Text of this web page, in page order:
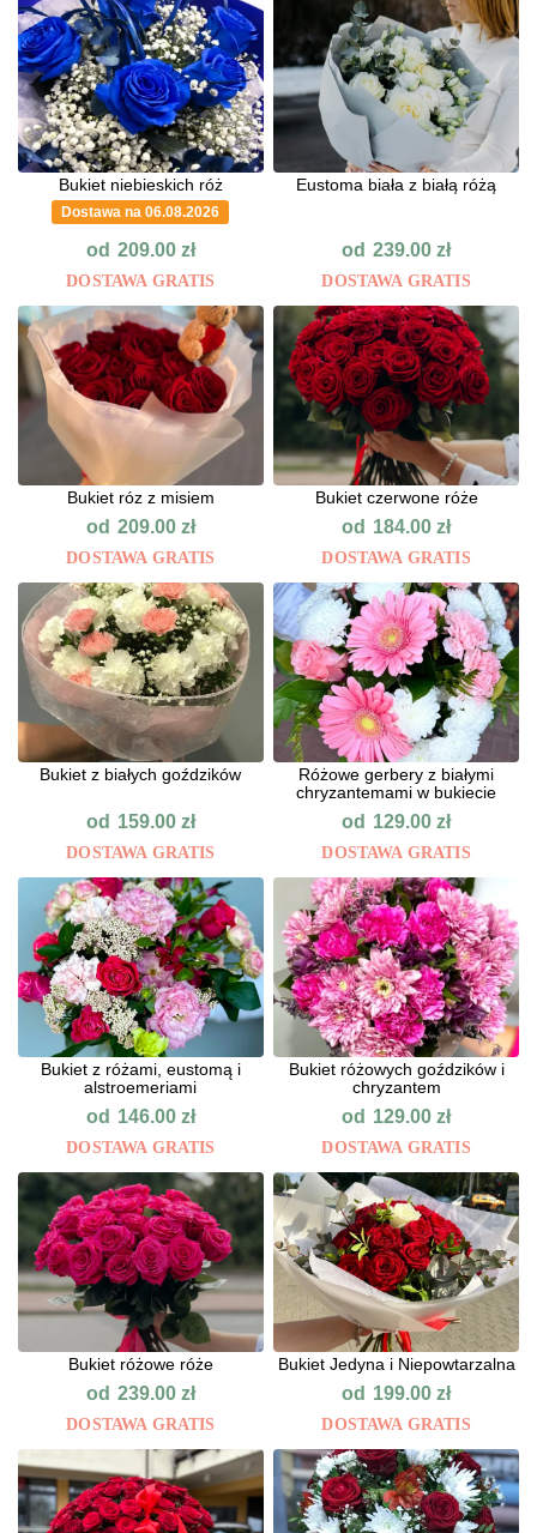
Bukiet niebieskich róż
Dostawa na 06.08.2026
od 209.00 zł
DOSTAWA GRATIS
Eustoma biała z białą różą
od 239.00zł
DOSTAWA GRATIS
Bukiet róz z misiem
od 209.00 zł
DOSTAWA GRATIS
Bukiet czerwone róże
od 184.00zł
DOSTAWA GRATIS
Bukiet z białych goździków
od 159.00 zł
DOSTAWA GRATIS
Różowe gerbery z białymi
chryzantemami w bukiecie
od 129.00zł
DOSTAWA GRATIS
Bukiet z różami, eustomą i
alstroemeriami
od 146.00 zł
DOSTAWA GRATIS
Bukiet różowych goździków i
chryzantem
od 129.00zł
DOSTAWA GRATIS
Bukiet różowe róże
od 239.00 zł
DOSTAWA GRATIS
Bukiet Jedyna i Niepowtarzalna
od 199.00zł
DOSTAWA GRATIS